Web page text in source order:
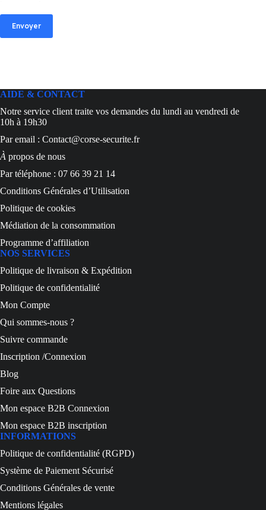
Envoyer
AIDE & CONTACT
Notre service client traite vos demandes du lundi au vendredi de
10h à 19h30
Par email : Contact@corse-securite.fr
À propos de nous
Par téléphone : 07 66 39 21 14
Conditions Générales d’Utilisation
Politique de cookies
Médiation de la consommation
Programme d’affiliation
NOS SERVICES
Politique de livraison & Expédition
Politique de confidentialité
Mon Compte
Qui sommes-nous ?
Suivre commande
Inscription /Connexion
Blog
Foire aux Questions
Mon espace B2B Connexion
Mon espace B2B inscription
INFORMATIONS
Politique de confidentialité (RGPD)
Système de Paiement Sécurisé
Conditions Générales de vente
Mentions légales